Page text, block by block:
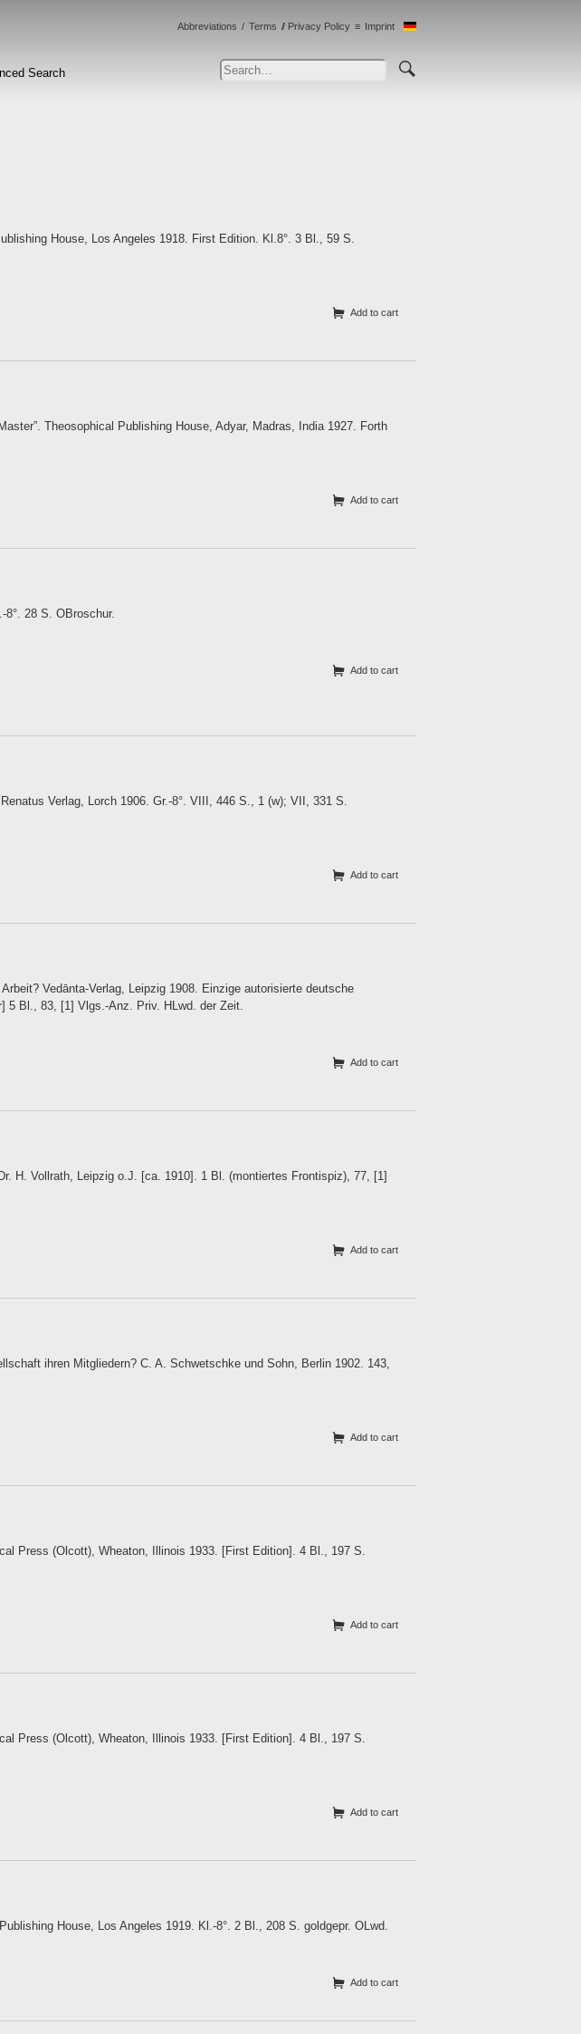
Search
Abbreviations Terms Privacy Policy Imprint
House, Los Angeles 1918. First Edition. Kl.8°. 3 Bl., 59 S.
Add to cart
Theosophical Publishing House, Adyar, Madras, India 1927. Forth
Add to cart
8°. 28 S. OBroschur.
Add to cart
Verlag, Lorch 1906. Gr.-8°. VIII, 446 S., 1 (w); VII, 331 S.
Add to cart
Vedānta-Verlag, Leipzig 1908. Einzige autorisierte deutsche
5 Bl., 83, [1] Vlgs.-Anz. Priv. HLwd. der Zeit.
Add to cart
H. Vollrath, Leipzig o.J. [ca. 1910]. 1 Bl. (montiertes Frontispiz), 77, [1]
Add to cart
ihren Mitgliedern? C. A. Schwetschke und Sohn, Berlin 1902. 143,
Add to cart
Press (Olcott), Wheaton, Illinois 1933. [First Edition]. 4 Bl., 197 S.
Add to cart
Press (Olcott), Wheaton, Illinois 1933. [First Edition]. 4 Bl., 197 S.
Add to cart
House, Los Angeles 1919. Kl.-8°. 2 Bl., 208 S. goldgepr. OLwd.
Add to cart